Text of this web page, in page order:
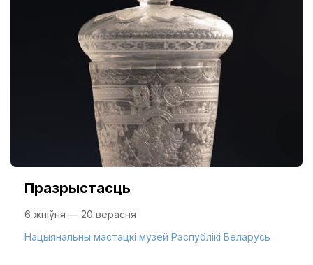
Празрыстасць
6 жніўня — 20 верасня
Нацыянальны мастацкі музей Рэспублікі Беларусь